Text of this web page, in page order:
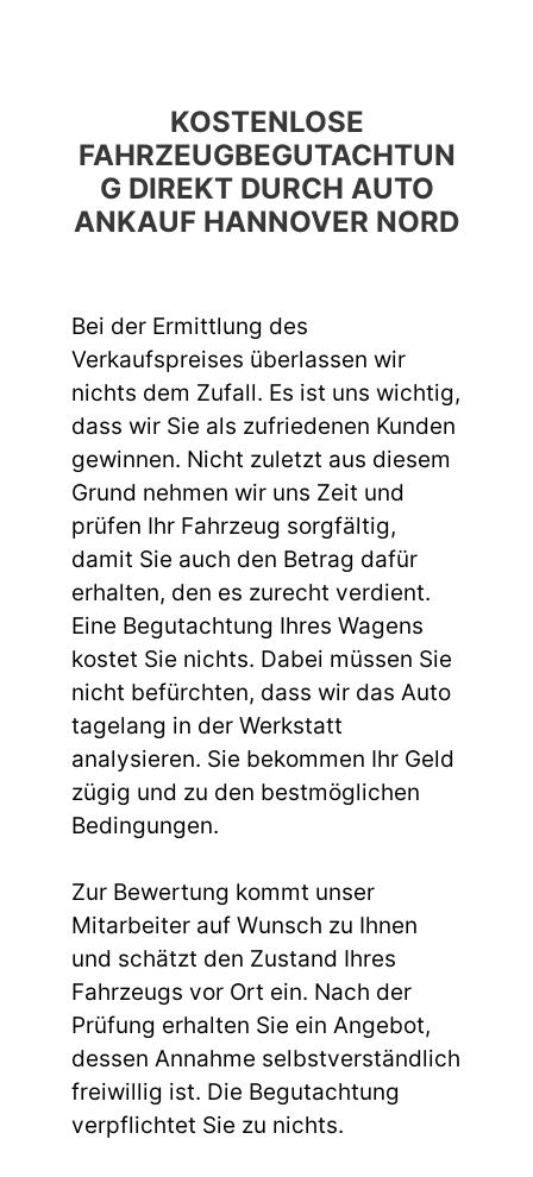
KOSTENLOSE
FAHRZEUGBEGUTACHTUN
G DIREKT DURCH AUTO
ANKAUF HANNOVER NORD
Bei der Ermittlung des
Verkaufspreises überlassen wir
nichts dem Zufall. Es ist uns wichtig,
dass wir Sie als zufriedenen Kunden
gewinnen. Nicht zuletzt aus diesem
Grund nehmen wir uns Zeit und
prüfen Ihr Fahrzeug sorgfältig,
damit Sie auch den Betrag dafür
erhalten, den es zurecht verdient.
Eine Begutachtung Ihres Wagens
kostet Sie nichts. Dabei müssen Sie
nicht befürchten, dass wir das Auto
tagelang in der Werkstatt
analysieren. Sie bekommen Ihr Geld
zügig und zu den bestmöglichen
Bedingungen.
Zur Bewertung kommt unser
Mitarbeiter auf Wunsch zu Ihnen
und schätzt den Zustand Ihres
Fahrzeugs vor Ort ein. Nach der
Prüfung erhalten Sie ein Angebot,
dessen Annahme selbstverständlich
freiwillig ist. Die Begutachtung
verpflichtet Sie zu nichts.